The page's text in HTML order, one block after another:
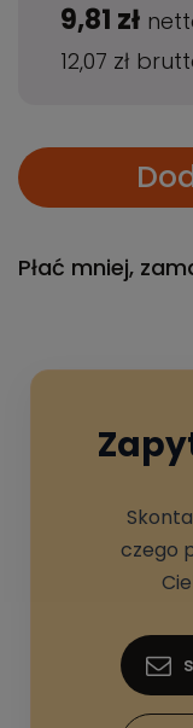
9,81 zł
12,07 zł
Płać mniej,
czego